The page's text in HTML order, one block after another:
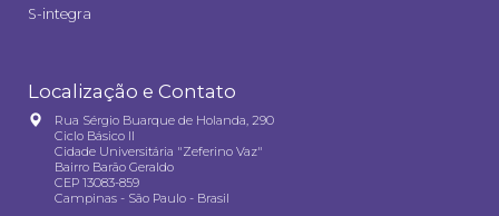
S-integra
Localização e Contato
Rua Sérgio Buarque de Holanda, 290
Ciclo Básico II
Cidade Universitária "Zeferino Vaz"
Bairro Barão Geraldo
CEP 13083-859
Campinas - São Paulo - Brasil